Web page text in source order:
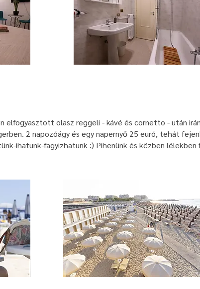
elfogyasztott olasz reggeli - kávé és cornetto - után
2 napozóágy és egy napernyő 25 euró, tehát
ihatunk-fagyizhatunk :) Pihenünk és közben